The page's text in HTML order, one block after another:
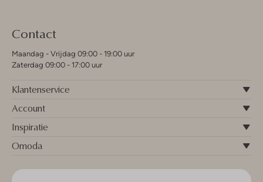
Contact
Maandag - Vrijdag 09:00 - 19:00 uur
Zaterdag 09:00 - 17:00 uur
Klantenservice
Account
Inspiratie
Omoda